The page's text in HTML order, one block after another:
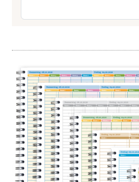
Sander Manufaktur
WEITERE PRODUKTE
Notizblöcke
Notizbücher
Haftnotizen
Recycling
Kalender
Kugelschreiber